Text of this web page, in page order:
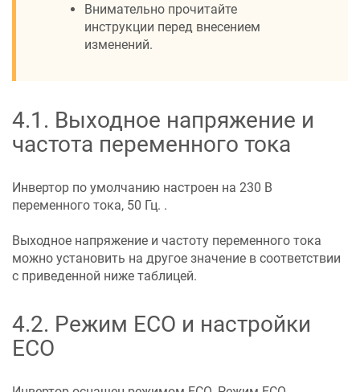
Внимательно прочитайте
инструкции перед внесением
изменений.
4.1 . Выходное напряжение и
частота переменного тока
Инвертор по умолчанию настроен на 230 В
переменного тока, 50 Гц. .
Выходное напряжение и частоту переменного тока
можно установить на другое значение в соответствии
с приведенной ниже таблицей.
4.2. Режим ECO и настройки
ECO